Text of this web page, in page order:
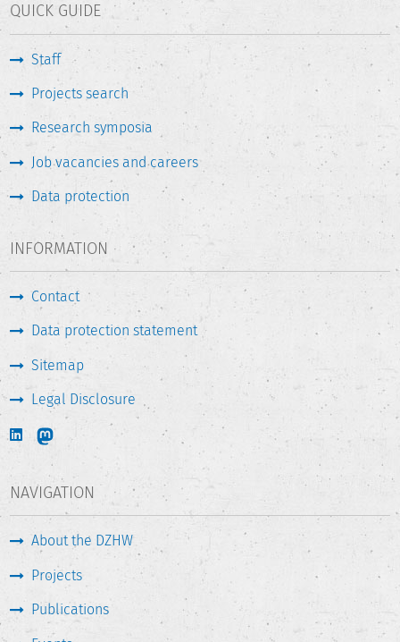
QUICK GUIDE
Staff
Projects search
Research symposia
Job vacancies and careers
Data protection
INFORMATION
Contact
Data protection statement
Sitemap
Legal Disclosure
NAVIGATION
About the DZHW
Projects
Publications